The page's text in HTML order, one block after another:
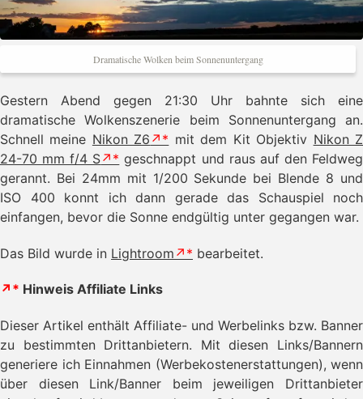
Dramatische Wolken beim Sonnenuntergang
Gestern Abend gegen 21:30 Uhr bahnte sich eine
dramatische Wolkenszenerie beim Sonnenuntergang an.
Schnell meine Nikon Z6 mit dem Kit Objektiv Nikon Z
24-70 mm f/4 S
geschnappt und raus auf den Feldweg
gerannt. Bei 24mm mit 1/200 Sekunde bei Blende 8 und
ISO 400 konnt ich dann gerade das Schauspiel noch
einfangen, bevor die Sonne endgültig unter gegangen war.
Das Bild wurde in Lightroom bearbeitet.
↗* Hinweis Affiliate Links
Dieser Artikel enthält Affiliate- und Werbelinks bzw. Banner
zu bestimmten Drittanbietern. Mit diesen Links/Bannern
generiere ich Einnahmen (Werbekostenerstattungen), wenn
über diesen Link/Banner beim jeweiligen Drittanbieter